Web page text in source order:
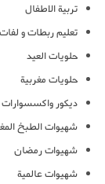
تربية الاطفال
تعليم ربطات و
حلويات العيد
حلويات مغربية
ديكور واكسسوارات
شهيوات الطبخ
شهيوات رمضان
شهيوات عالمية